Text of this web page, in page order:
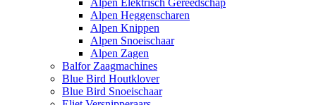
Alpen Heggenscharen
Alpen Knippen
Alpen Snoeischaar
Alpen Zagen
Balfor Zaagmachines
Blue Bird Houtklover
Blue Bird Snoeischaar